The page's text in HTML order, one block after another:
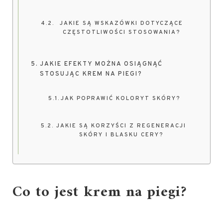
JAKIE SĄ WSKAZÓWKI DOTYCZĄCE
CZĘSTOTLIWOŚCI STOSOWANIA?
JAKIE EFEKTY MOŻNA OSIĄGNĄĆ
STOSUJĄC KREM NA PIEGI?
JAK POPRAWIĆ KOLORYT SKÓRY?
JAKIE SĄ KORZYŚCI Z REGENERACJI
SKÓRY I BLASKU CERY?
Co to jest krem na piegi?